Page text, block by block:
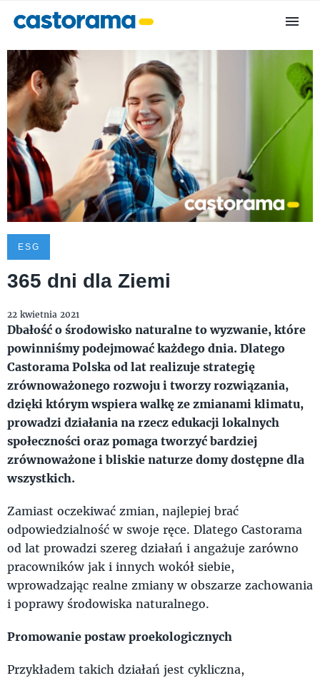
ESG
365 dni dla Ziemi
22 kwietnia 2021
Dbałość o środowisko naturalne to wyzwanie, które
powinniśmy podejmować każdego dnia. Dlatego
Castorama Polska od lat realizuje strategię
zrównoważonego rozwoju i tworzy rozwiązania,
dzięki którym wspiera walkę ze zmianami klimatu,
prowadzi działania na rzecz edukacji lokalnych
społeczności oraz pomaga tworzyć bardziej
zrównoważone i bliskie naturze domy dostępne dla
wszystkich.
Zamiast oczekiwać zmian, najlepiej brać
odpowiedzialność w swoje ręce. Dlatego Castorama
od lat prowadzi szereg działań i angażuje zarówno
pracowników jak i innych wokół siebie,
wprowadzając realne zmiany w obszarze zachowania
i poprawy środowiska naturalnego.
Promowanie postaw proekologicznych
Przykładem takich działań jest cykliczna,